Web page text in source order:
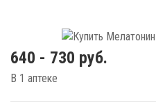
640 - 730 руб.
В 1 аптеке